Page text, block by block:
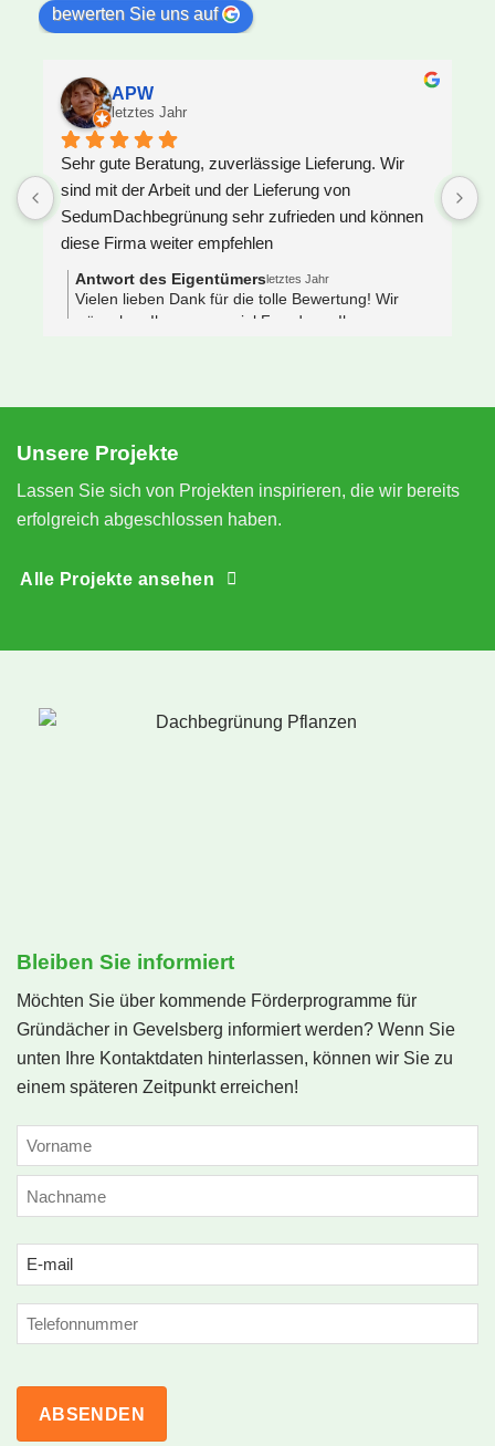
bewerten Sie uns auf
APW
letztes Jahr
Sehr gute Beratung, zuverlässige Lieferung. Wir
sind mit der Arbeit und der Lieferung von
SedumDachbegrünung sehr zufrieden und können
diese Firma weiter empfehlen
Antwort des Eigentümersletztes Jahr
Vielen lieben Dank für die tolle Bewertung! Wir
wünschen Ihnen ganz viel Freude an Ihrem neuen
Unsere Projekte
Lassen Sie sich von Projekten inspirieren, die wir bereits
erfolgreich abgeschlossen haben.
Alle Projekte ansehen
Bleiben Sie informiert
Möchten Sie über kommende Förderprogramme für
Gründächer in Gevelsberg informiert werden? Wenn Sie
unten Ihre Kontaktdaten hinterlassen, können wir Sie zu
einem späteren Zeitpunkt erreichen!
NAME
(ERFORDERLICH)
Email
(erforderlich)
Phone